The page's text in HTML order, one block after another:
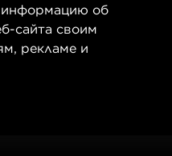
об
сайта своим
рекламе и